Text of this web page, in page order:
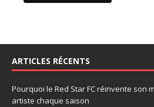
ARTICLES RÉCENTS
Pourquoi le Red Star FC réinvente son
artiste chaque saison